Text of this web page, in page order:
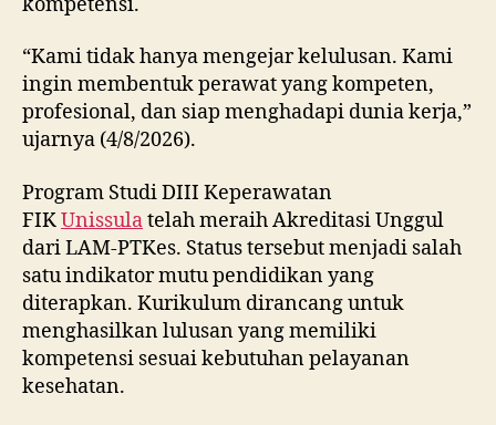
“Kami tidak hanya mengejar kelulusan. Kami
ingin membentuk perawat yang kompeten,
profesional, dan siap menghadapi dunia kerja,”
ujarnya (4/8/2026).
Program Studi DIII Keperawatan
FIKUnissulatelah meraih Akreditasi Unggul
dari LAM-PTKes. Status tersebut menjadi salah
satu indikator mutu pendidikan yang
diterapkan. Kurikulum dirancang untuk
menghasilkan lulusan yang memiliki
kompetensi sesuai kebutuhan pelayanan
kesehatan.